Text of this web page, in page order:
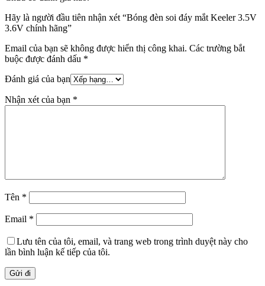
Hãy là người đầu tiên nhận xét “Bóng đèn soi đáy mắt Keeler 3.5V
3.6V chính hãng”
Email của bạn sẽ không được hiển thị công khai. Các trường bắt
buộc được đánh dấu *
Đánh giá của bạn
Nhận xét của bạn *
Tên *
Email *
Lưu tên của tôi, email, và trang web trong trình duyệt này cho
lần bình luận kế tiếp của tôi.